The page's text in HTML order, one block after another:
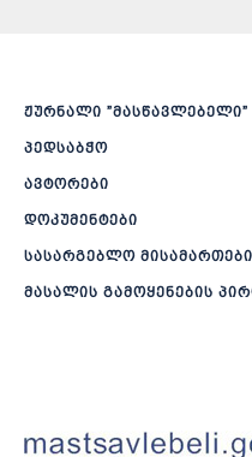
ჟურნალი ”მასწავლებელი”
პედსაბჭო
ავტორები
დოკუმენტები
სასარგებლო მისამართები
მასალის გამოყენების